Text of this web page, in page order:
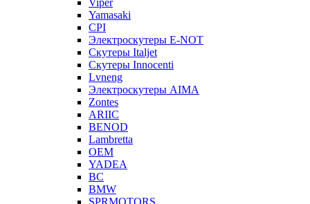
Viper
Yamasaki
CPI
Электроскутеры E-NOT
Скутеры Italjet
Скутеры Innocenti
Lvneng
Электроскутеры AIMA
Zontes
ARIIC
BENOD
Lambretta
OEM
YADEA
BC
BMW
SPRMOTORS